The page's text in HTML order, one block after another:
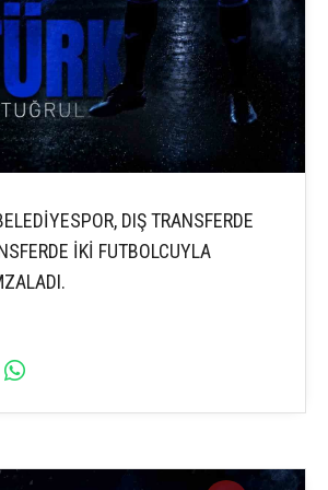
DIŞ TRANSFERDE
İKİ FUTBOLCUYLA